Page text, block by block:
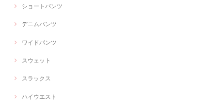
ショートパンツ
デニムパンツ
ワイドパンツ
スウェット
スラックス
ハイウエスト